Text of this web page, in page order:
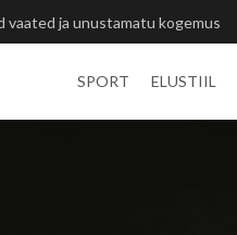
ja tiitlivõistluste medalid
SPORT ELUSTIIL